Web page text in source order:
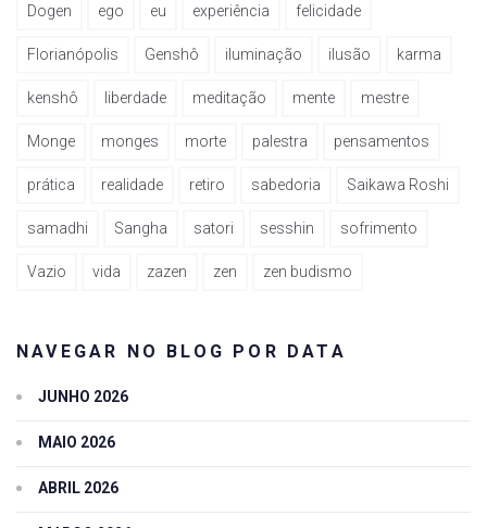
Dogen ego eu experiência felicidade
Florianópolis Genshô iluminação ilusão karma
kenshô liberdade meditação mente mestre
Monge monges morte palestra pensamentos
prática realidade retiro sabedoria Saikawa Roshi
samadhi Sangha satori sesshin sofrimento
Vazio vida zazen zen zen budismo
NAVEGAR NO BLOG POR DATA
JUNHO 2026
MAIO 2026
ABRIL 2026